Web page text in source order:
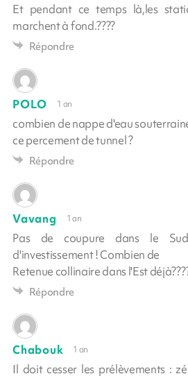
Et pendant ce temps là,les
marchent à fond.????
Répondre
POLO 1 an
combien de nappe d'eau
ce percement de tunnel ?
Répondre
Vavang 1 an
Pas de coupure dans le
d'investissement ! Combien de
Retenue collinaire dans l'Est
Répondre
Chabouk 1 an
Il doit cesser les prélèvements :